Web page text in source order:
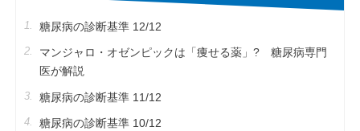
糖尿病の診断基準 12/12
マンジャロ・オゼンピックは「痩せる薬」? 糖尿病専門
医が解説
糖尿病の診断基準 11/12
糖尿病の診断基準 10/12